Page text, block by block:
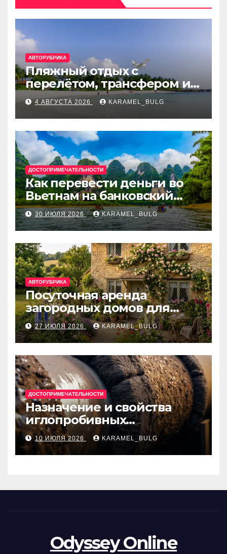
АВТОРУБРИКА
Пляжный отдых с
перелётом, трансфером и
отелем на Мальдивах, в
Турции, Греции, Таиланде
и Европе
4 АВГУСТА 2026 KARAMEL_BULG
ДОСТОПРИМЕЧАТЕЛЬНОСТИ
Как перевести деньги во
Вьетнам на банковский
счёт: VietcomBank, BIDV,
Techcombank и другие
банки
30 ИЮЛЯ 2026 KARAMEL_BULG
АВТОРУБРИКА
Посуточная аренда
загородных домов для
отдыха
27 ИЮЛЯ 2026 KARAMEL_BULG
ДОСТОПРИМЕЧАТЕЛЬНОСТИ
Назначение и свойства
иглопробивных
базальтовых огнеупорных
матов
10 ИЮЛЯ 2026 KARAMEL_BULG
Odyssey Online